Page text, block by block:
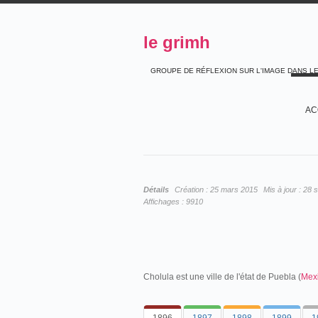
le grimh
GROUPE DE RÉFLEXION SUR L'IMAGE DANS
Détails Création : 25 mars 2015 Mis à jour : 28
Affichages : 9910
Cholula est une ville de l'état de Puebla (